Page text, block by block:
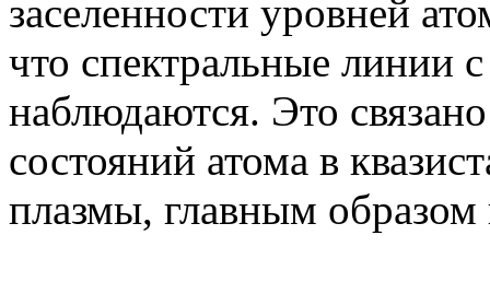
заселенности уровней
что спектральные линии
наблюдаются. Это
состояний атома в
плазмы, главным